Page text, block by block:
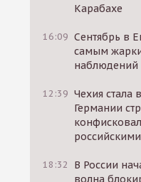
Карабахе
16:09 Сентябрь в
самым
наблюдений
12:39 Чехия стала
Германии
18:32
В России
волна